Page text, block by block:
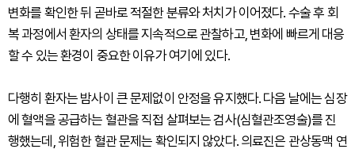
변화를 확인한 뒤 곧바로 적절한 분류와 처치가 이어졌다. 수술 후 회
복 과정에서 환자의 상태를 지속적으로 관찰하고, 변화에 빠르게 대응
할 수 있는 환경이 중요한 이유가 여기에 있다.
다행히 환자는 밤사이 큰 문제없이 안정을 유지했다. 다음 날에는 심장
에 혈액을 공급하는 혈관을 직접 살펴보는 검사(심혈관조영술)를 진
행했는데, 위험한 혈관 문제는 확인되지 않았다. 의료진은 관상동맥 연